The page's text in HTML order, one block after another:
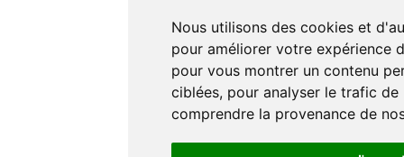
Nous utilisons des cookies et d'autres technologies de suivi
pour améliorer votre expérience
pour vous montrer un contenu
ciblées, pour analyser le trafic
comprendre la provenance de